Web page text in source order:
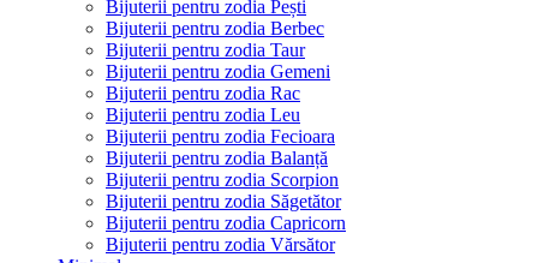
Bijuterii pentru zodia Pești
Bijuterii pentru zodia Berbec
Bijuterii pentru zodia Taur
Bijuterii pentru zodia Gemeni
Bijuterii pentru zodia Rac
Bijuterii pentru zodia Leu
Bijuterii pentru zodia Fecioara
Bijuterii pentru zodia Balanță
Bijuterii pentru zodia Scorpion
Bijuterii pentru zodia Săgetător
Bijuterii pentru zodia Capricorn
Bijuterii pentru zodia Vărsător